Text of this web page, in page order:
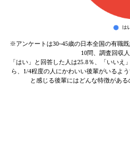
※アンケートは30~45歳の日本全国の有職
10問、調査回収
「はい」と回答した人は25.8％、「いい
ら、1/4程度の人にかわいい後輩がいるよ
と感じる後輩にはどんな特徴があ